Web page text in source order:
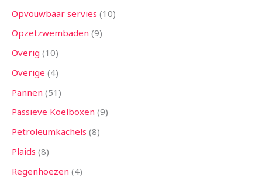
Opvouwbaar servies 10
Opzetzwembaden 9
Overig 10
Overige 4
Pannen 51
Passieve Koelboxen 9
Petroleumkachels 8
Plaids 8
Regenhoezen 4